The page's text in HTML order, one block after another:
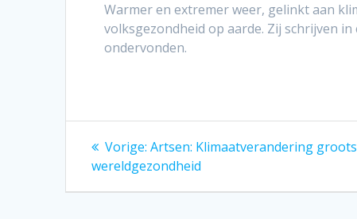
Warmer en extremer weer, gelinkt aan
volksgezondheid op aarde. Zij schrijven
ondervonden.
Bericht
navigatie
Vorige: Vorig
bericht:
Artsen: Klimaatverandering
wereldgezondheid